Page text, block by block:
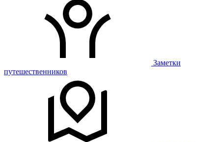
Заметки
путешественников